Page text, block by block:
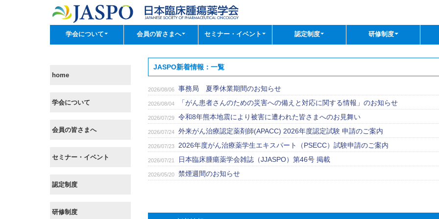
学会について 会員の皆さまへ セミナー・イベント 認定制度 研修制度
home
学会について
会員の皆さまへ
セミナー・イベント
認定制度
研修制度
JASPO新着情報：一覧
2026/08/06 事務局 夏季休業期間のお知らせ
2026/08/04 「がん患者さんのための災害への備えと対応に関する情報」のお知らせ
2026/07/29 令和8年熊本地震により被害に遭われた皆さまへのお見舞い
2026/07/24 外来がん治療認定薬剤師(APACC) 2026年度認定試験 申請のご案内
2026/07/23 2026年度がん治療薬学生エキスパート（PSECC）試験申請のご案内
2026/07/21 日本臨床腫瘍薬学会雑誌（JJASPO）第46号 掲載
2026/05/20 禁煙週間のお知らせ